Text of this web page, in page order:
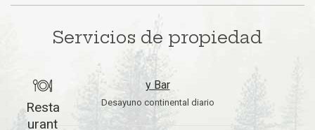
Servicios de propiedad
Resta
urant
y Bar
Desayuno continental diario